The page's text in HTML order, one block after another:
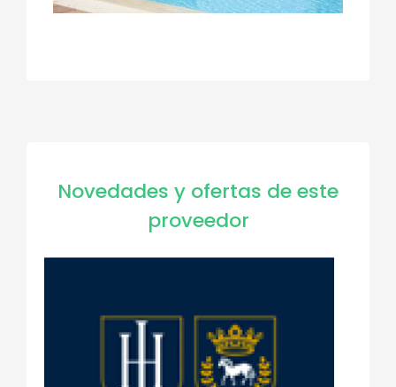
Novedades y ofertas de este
proveedor